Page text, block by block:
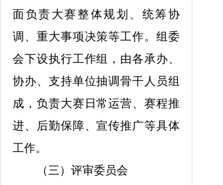
面负责大赛整体规划、统筹协
调、重大事项决策等工作。组委
会下设执行工作组，由各承办、
协办、支持单位抽调骨干人员组
成，负责大赛日常运营、赛程推
进、后勤保障、宣传推广等具体
工作。
（三）评审委员会